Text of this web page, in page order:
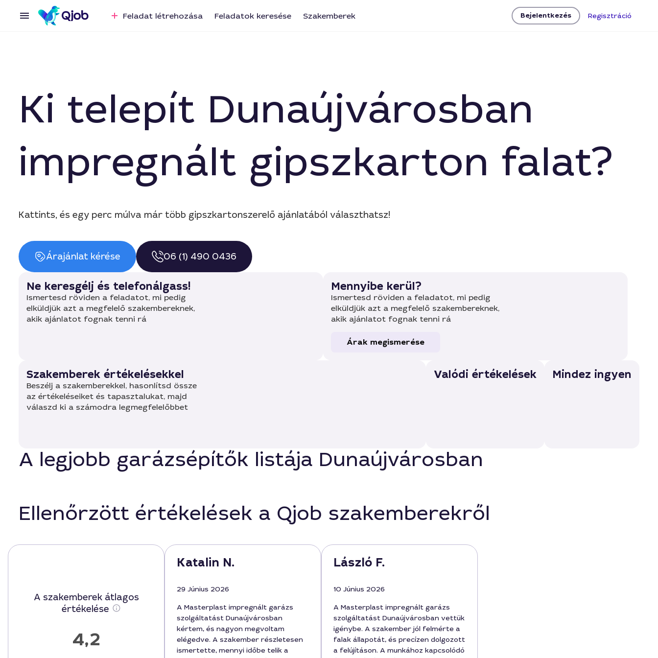
Feladat létrehozása Feladatok keresése Szakemberek Bejelentkezés Regisztráció
Ki telepít Dunaújvárosban
impregnált gipszkarton falat?
Kattints, és egy perc múlva már több gipszkartonszerelő ajánlatából választhatsz!
Árajánlat kérése 06 (1) 490 0436
Ne keresgélj és telefonálgass!
Ismertesd röviden a feladatot, mi pedig
elküldjük azt a megfelelő szakembereknek,
akik ajánlatot fognak tenni rá
Mennyibe kerül?
Ismertesd röviden a feladatot, mi pedig
elküldjük azt a megfelelő szakembereknek,
akik ajánlatot fognak tenni rá
Árak megismerése
Szakemberek értékelésekkel
Beszélj a szakemberekkel, hasonlítsd össze
az értékeléseiket és tapasztalukat, majd
válaszd ki a számodra legmegfelelőbbet
Valódi értékelések Mindez ingyen
A legjobb garázsépítők listája Dunaújvárosban
Ellenőrzött értékelések a Qjob szakemberekről
A szakemberek átlagos
értékelése
4,2
Katalin N.
29 Június 2026
A Masterplast impregnált garázs
szolgáltatást Dunaújvárosban
kértem, és nagyon megvoltam
elégedve. A szakember részletesen
ismertette, mennyi időbe telik a
László F.
10 Június 2026
A Masterplast impregnált garázs
szolgáltatást Dunaújvárosban vettük
igénybe. A szakember jól felmérte a
falak állapotát, és precízen dolgozott
a felújításon. A munkához kapcsolódó